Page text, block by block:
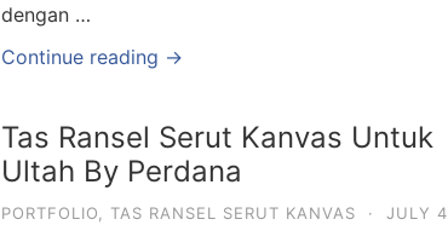
dengan …
Continue reading →
Tas Ransel Serut Kanvas Untuk
Ultah By Perdana
PORTFOLIO TAS RANSEL SERUT KANVAS ·
JULY 4,